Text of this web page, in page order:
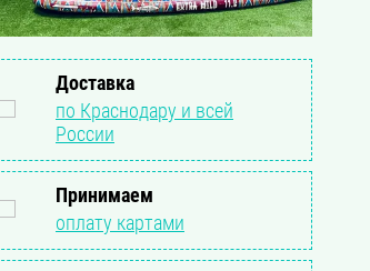
Доставка
по Краснодару и всей
России
Принимаем
оплату картами